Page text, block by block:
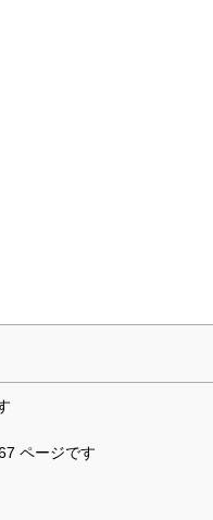
ページです